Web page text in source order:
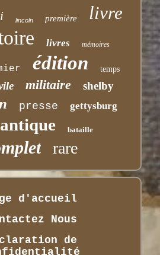
lincoln première livre
livres mémoires
édition temps
militaire shelby
presse gettysburg
antique bataille
rare
d'accueil
Nous
de